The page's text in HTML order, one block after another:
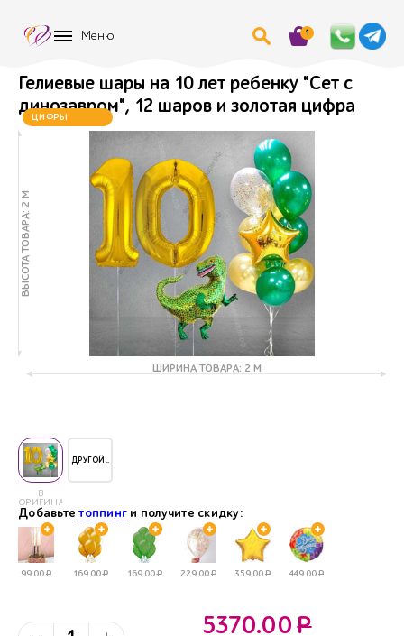
Меню 1
Гелиевые шары на 10 лет ребенку "Сет с
динозавром", 12 шаров и золотая цифра
ЦИФРЫ
ВЫСОТА ТОВАРА: 2 М
ШИРИНА ТОВАРА: 2 М
В
ОРИГИНАЛЕ
ДРУГОЙ..
Добавьтетоппинг и получите скидку:
99.00Р 169.00Р 169.00Р 229.00Р 359.00Р 449.00Р
5370.00Р